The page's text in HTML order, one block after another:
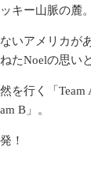
キー山脈の麓。
いアメリカが
たNoelの思い
を行く「Team
B」。
！